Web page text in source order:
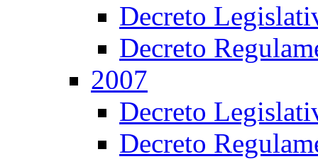
Decreto
Decreto
2007
Decreto
Decreto